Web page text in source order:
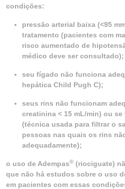
condições:
pressão arterial baixa (<95
tratamento (pacientes com
risco aumentado de
médico deve ser consultado);
seu fígado não funciona
hepática Child Pugh C);
seus rins não funcionam
creatinina < 15 mL/min) ou
(técnica usada para filtrar o
pessoas nas quais os rins
adequadamente);
o uso de Adempas® (riociguate)
que não há estudos sobre o uso
em pacientes com essas